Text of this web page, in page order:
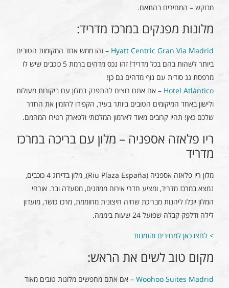
מבוקש – המחירים בהתאם.
מלונות מפנקים במרכז מדריד:
Hyatt Centric Gran Via Madrid – זהו ממש אחד המקומות הטובים
ביותר לשהות בהם בכל מדריד! זהו נכס מדהים ברמת 5 כוכבים שיש לו
מרפסת גג סודית עם נוף מדהים גם כן!
Hotel Atlántico – אם אתם רוצים להתפנק במלון עם ביקורות מעולות
ולישון באחד המיקומים הטובים ביותר בעיר, הקפידו להזמין את החדר
שלכם כאן! תהיו קרובים מאוד לארמון המלכותי ולפארק רטירו המהמם.
ריו פלאזה אספניה – מלון עם בריכה במרכז
מדריד
מלון ריו פלאזה אספניה (Riu Plaza España), מלון בדירוג 4 כוכבים,
נמצא במרכז מדריד, ומציע חדרי אירוח ממוזגים, מסעדה ובר. אורחי
המלון יוכלו ליהנות מבריכת שחיה חיצונית מחוממת, מרכז כושר, מועדון
לילה ודלפק קבלה שפועל 24 שעות ביממה.
> לחצו כאן למחירים והזמנות
מקום טוב לשים את הראש:
Woohoo Suites Madrid – אם אתם מחפשים מלונות טובים מאוד